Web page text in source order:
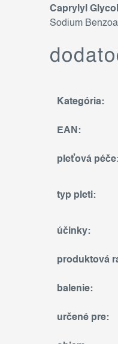
Caprylyl Glycol
Sodium
Kategória:
EAN :
pleťová péče
typ pleti:
účinky:
produktová
balenie:
určené pre: